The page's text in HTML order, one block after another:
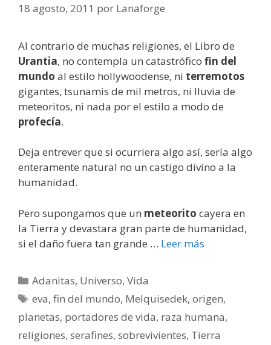
18 agosto, 2011 por Lanaforge
Al contrario de muchas religiones, el Libro de
Urantia, no contempla un catastrófico fin del
mundo al estilo hollywoodense, ni terremotos
gigantes, tsunamis de mil metros, ni lluvia de
meteoritos, ni nada por el estilo a modo de
profecía.
Deja entrever que si ocurriera algo así, sería algo
enteramente natural no un castigo divino a la
humanidad.
Pero supongamos que un meteorito cayera en
la Tierra y devastara gran parte de humanidad,
si el daño fuera tan grande … Leer más
Categorías
Adanitas, Universo,Vida
Etiquetas
eva,fin del mundo, Melquisedek,origen,
planetas, portadores de vida, raza humana,
religiones, serafines, sobrevivientes, Tierra